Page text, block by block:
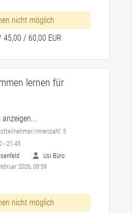
nicht möglich
45,00 / 60,00 EUR
lernen für
innenzahl: 5
- 21:45
Usi Büro
2026, 08:59
nicht möglich